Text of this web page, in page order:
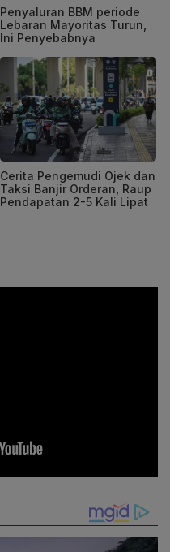
Penyaluran BBM periode
Lebaran Mayoritas Turun,
Ini Penyebabnya
Cerita Pengemudi Ojek dan
Taksi Banjir Orderan, Raup
Pendapatan 2-5 Kali Lipat